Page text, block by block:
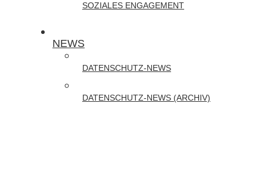
CYBER-
SECURITY
SOZIALES ENGAGEMENT
NEWS
DATENSCHUTZ-NEWS
DATENSCHUTZ-NEWS (ARCHIV)